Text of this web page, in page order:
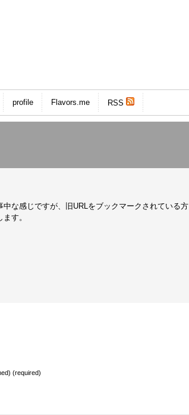
profile Flavors.me RSS
な感じですが、旧URLをブックマークされている方
す。
(required)